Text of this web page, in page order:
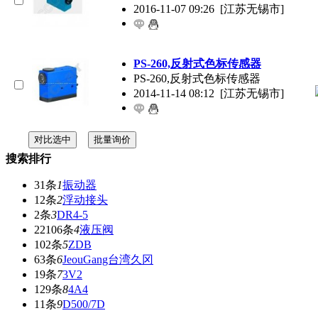
2016-11-07 09:26 [江苏无锡市]
PS-260,反射式色标传感器
PS-260,反射式色标传感器
2014-11-14 08:12 [江苏无锡市]
搜索排行
31条1振动器
12条2浮动接头
2条3DR4-5
22106条4液压阀
102条5ZDB
63条6JeouGang台湾久冈
19条73V2
129条84A4
11条9D500/7D